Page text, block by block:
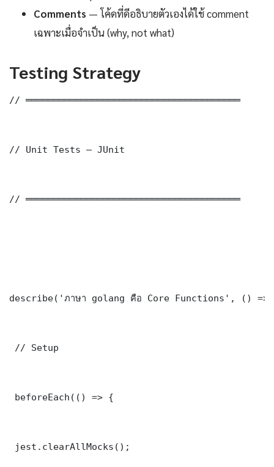
Comments — โค้ดที่ดีอธิบายตัวเองได้ใช้ comment
เฉพาะเมื่อจำเป็น (why, not what)
Testing Strategy
// ═══════════════════════════════════════
// Unit Tests — JUnit
// ═══════════════════════════════════════
describe('ภาษา golang คือ Core Functions', () =>
// Setup
beforeEach(() => {
jest.clearAllMocks();